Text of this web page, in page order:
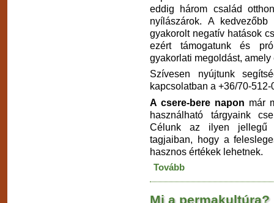
eddig három család
nyílászárok. A kedvezőbb
gyakorolt negatív hatások
ezért támogatunk és
gyakorlati megoldást,
Szívesen nyújtunk
kapcsolatban a +36/70-
A csere-bere napon már
használható tárgyaink
Célunk az ilyen jellegű
tagjaiban, hogy a
hasznos értékek lehetnek.
Tovább
Mi a permakultúra?